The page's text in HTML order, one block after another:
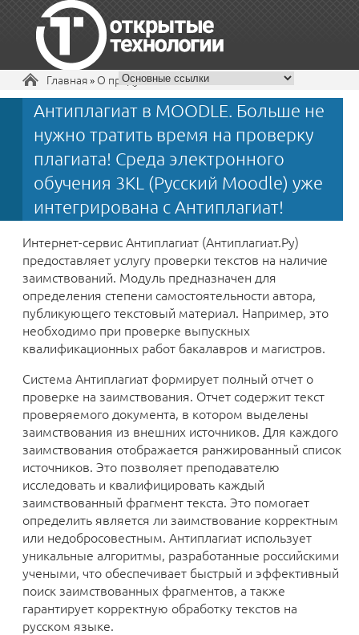
+7 495 229-30-72
Вы здесь
Главная» О продукте
Антиплагиат в MOODLE. Больше не
нужно тратить время на проверку
плагиата! Среда электронного
обучения 3KL (Русский Moodle) уже
интегрирована с Антиплагиат!
Интернет-сервис Антиплагиат (Антиплагиат.Ру)
предоставляет услугу проверки текстов на наличие
заимствований. Модуль предназначен для
определения степени самостоятельности автора,
публикующего текстовый материал. Например, это
необходимо при проверке выпускных
квалификационных работ бакалавров и магистров.
Система Антиплагиат формирует полный отчет о
проверке на заимствования. Отчет содержит текст
проверяемого документа, в котором выделены
заимствования из внешних источников. Для каждого
заимствования отображается ранжированный список
источников. Это позволяет преподавателю
исследовать и квалифицировать каждый
заимствованный фрагмент текста. Это помогает
определить является ли заимствование корректным
или недобросовестным. Антиплагиат использует
уникальные алгоритмы, разработанные российскими
учеными, что обеспечивает быстрый и эффективный
поиск заимствованных фрагментов, а также
гарантирует корректную обработку текстов на
русском языке.